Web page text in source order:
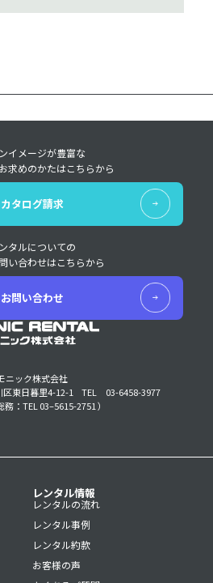
ニック株式会社
東日暮里4-12-1
TEL 03-6458-3977
務：TEL 03–5615-2751 ）
イメージが豊富な
求めのかたはこちらから
カタログ請求
タルについての
い合わせはこちらから
お問い合わせ
レンタル情報
レンタルの流れ
レンタル事例
レンタル約款
お客様の声